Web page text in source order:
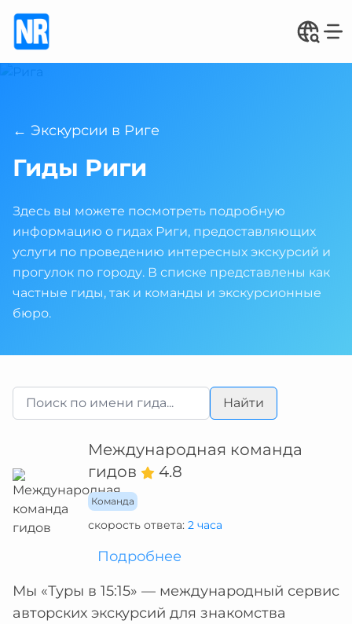
← Экскурсии в Риге
Гиды Риги
Здесь вы можете посмотреть подробную
информацию о гидах Риги, предоставляющих
услуги по проведению интересных экскурсий и
прогулок по городу. В списке представлены как
частные гиды, так и команды и экскурсионные
бюро.
Найти
Международная команда
гидов
4.8
Команда
скорость ответа: 2 часа
Подробнее
Мы «Туры в 15:15» — международный сервис
авторских экскурсий для знакомства